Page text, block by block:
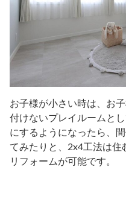
お子様が小さい時は、お
付けないプレイルームと
にするようになったら、
てみたりと、2x4工法は住
リフォームが可能です。